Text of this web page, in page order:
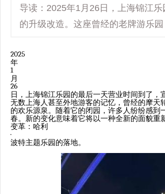
导读：2025年1月26日，上海锦江
的升级改造。这座曾经的老牌游乐
2025
年
1
月
26
日，上海锦江乐园的最后一天营业时间到了
无数上海人甚至外地游客的记忆，曾经的摩
的欢乐源泉。随着它的闭园，许多人纷纷感
春。新的变化意味着它将以一种全新的面貌
变革：哈利
·
波特主题乐园的落地。